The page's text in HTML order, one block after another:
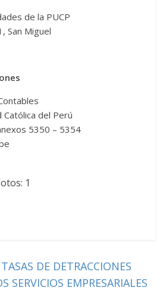
de la PUCP
San Miguel
del Perú
5350 – 5354
1
DE DETRACCIONES
SERVICIOS EMPRESARIALES